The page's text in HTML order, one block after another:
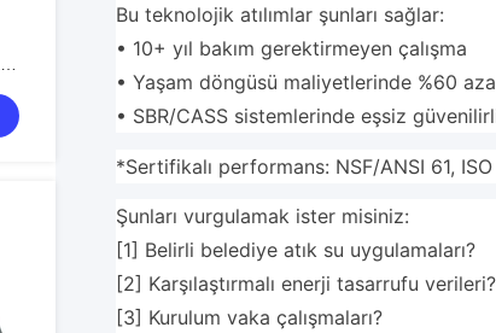
Bu teknolojik atılımlar şunları sağlar:
• 10+ yıl bakım gerektirmeyen çalışma
• Yaşam döngüsü maliyetlerinde %60
• SBR/CASS sistemlerinde eşsiz
*Sertifikalı performans: NSF/ANSI 61,
Şunları vurgulamak ister misiniz:
[1] Belirli belediye atık su uygulamaları?
[2] Karşılaştırmalı enerji tasarrufu verileri?
[3] Kurulum vaka çalışmaları?